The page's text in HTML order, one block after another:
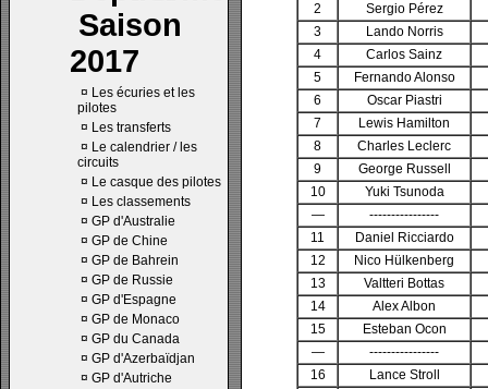
Saison
2017
¤ Les écuries et les
pilotes
¤ Les transferts
¤ Le calendrier / les
circuits
¤ Le casque des pilotes
¤ Les classements
¤ GP d'Australie
¤ GP de Chine
¤ GP de Bahrein
¤ GP de Russie
¤ GP d'Espagne
¤ GP de Monaco
¤ GP du Canada
¤ GP d'Azerbaïdjan
¤ GP d'Autriche
2
Sergio Pérez
3
Lando Norris
4
Carlos Sainz
5
Fernando Alonso
6
Oscar Piastri
7
Lewis Hamilton
8
Charles Leclerc
9
George Russell
10
Yuki Tsunoda
—
----------------
11
Daniel Ricciardo
12
Nico Hülkenberg
13
Valtteri Bottas
14
Alex Albon
15
Esteban Ocon
—
----------------
16
Lance Stroll